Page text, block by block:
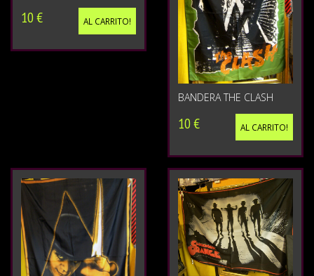
10 € AL CARRITO!
BANDERA THE CLASH
10 € AL CARRITO!